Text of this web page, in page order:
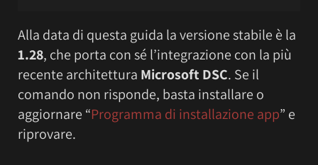
Alla data di questa guida la versione stabile è la
1.28, che porta con sé l’integrazione con la più
recente architettura Microsoft DSC. Se il
comando non risponde, basta installare o
aggiornare “Programma di installazione app” e
riprovare.